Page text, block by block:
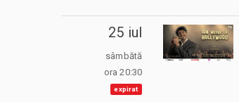
25 iul
sâmbătă
ora 20:30
expirat